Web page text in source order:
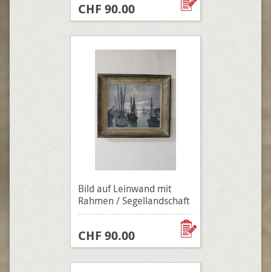
CHF 90.00
Bild auf Leinwand mit
Rahmen / Segellandschaft
CHF 90.00